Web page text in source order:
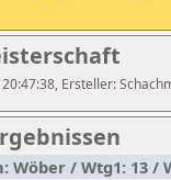
Ersteller:
Wöber / Wtg1: 13 /